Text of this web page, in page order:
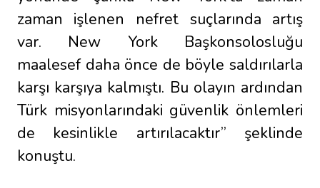
zaman işlenen nefret suçlarında artış
var. New York Başkonsolosluğu
maalesef daha önce de böyle saldırılarla
karşı karşıya kalmıştı. Bu olayın ardından
Türk misyonlarındaki güvenlik önlemleri
de kesinlikle artırılacaktır” şeklinde
konuştu.